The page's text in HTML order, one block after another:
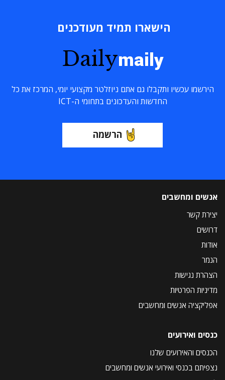
הישארו תמיד מעודכנים
Dailymaily
הירשמו עכשיו ותקבלו גם אתם ניוזלטר מקצועי יומי, המרכז את כל
החדשות והעדכונים בתחומי ה-ICT
הרשמה
אנשים ומחשבים
יצירת קשר
דרושים
אודות
הנמר
הצהרת נגישות
מדיניות הפרטיות
אפליקציה אנשים ומחשבים
כנסים ואירועים
הכנסים והאירועים שלנו
נצפיתם בכנסי ואירועי אנשים ומחשבים